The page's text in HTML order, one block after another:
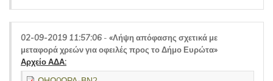
02-09-2019 11:57:06 - «Λήψη απόφασης σχετικά με
μεταφορά χρεών για οφειλές προς το Δήμο Ευρώτα»
Αρχείο ΑΔΑ: